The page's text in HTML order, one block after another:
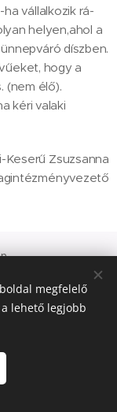
vállalkozik rá-
helyen,ahol a
díszben.
hogy a
(nem élő).
kéri valaki
Keserű Zsuzsanna
megfelelő
lehető legjobb